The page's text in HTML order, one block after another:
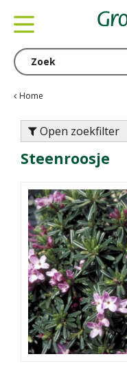
Home
Open zoekfilter
Steenroosje